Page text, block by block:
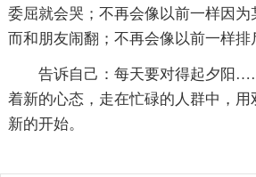
委屈就会哭；不再会像以前一样因为
而和朋友闹翻；不再会像以前一样排
告诉自己：每天要对得起夕阳
着新的心态，走在忙碌的人群中，用
新的开始。